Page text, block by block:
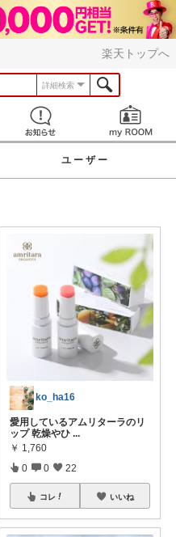
楽天トップへ
詳細検索
見つける お知らせ
ユーザー
ko_ha16
愛用しているアムリターラのリ
ップ 乾燥やひ ...
￥ 1,760
0 0 22
コレ いいね